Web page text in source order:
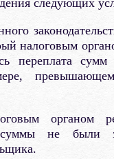
налоговым
переплата
органом
суммы не были